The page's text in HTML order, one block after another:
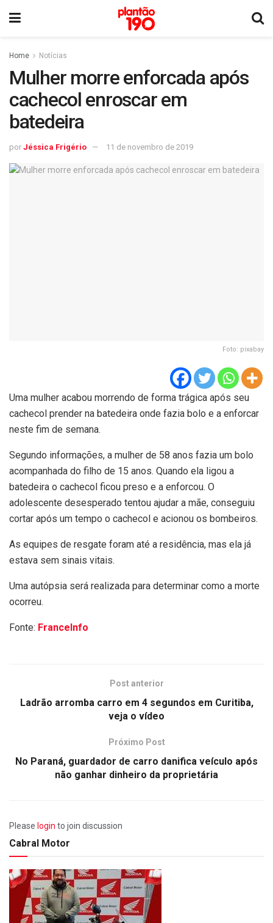
Home Notícias
Mulher morre enforcada após
cachecol enroscar em
batedeira
por Jéssica Frigério 11 de novembro de 2019
Foto: pixabay
Uma mulher acabou morrendo de forma trágica após seu
cachecol prender na batedeira onde fazia bolo e a enforcar
neste fim de semana.
Segundo informações, a mulher de 58 anos fazia um bolo
acompanhada do filho de 15 anos. Quando ela ligou a
batedeira o cachecol ficou preso e a enforcou. O
adolescente desesperado tentou ajudar a mãe, conseguiu
cortar após um tempo o cachecol e acionou os bombeiros.
As equipes de resgate foram até a residência, mas ela já
estava sem sinais vitais.
Uma autópsia será realizada para determinar como a morte
ocorreu.
Fonte: FranceInfo
Post anterior
Ladrão arromba carro em 4 segundos em Curitiba,
veja o vídeo
Próximo Post
No Paraná, guardador de carro danifica veículo após
não ganhar dinheiro da proprietária
Please login to join discussion
Cabral Motor